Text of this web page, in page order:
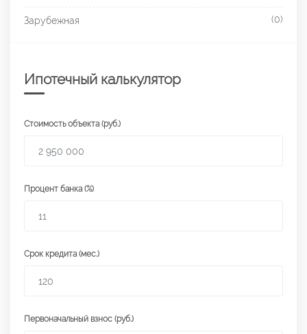
Зарубежная (0)
Ипотечный калькулятор
Стоимость объекта (руб.)
Процент банка (%)
Срок кредита (мес.)
Первоначальный взнос (руб.)